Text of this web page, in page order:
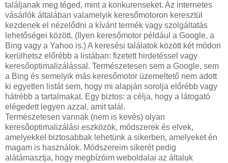
találjanak meg téged, mint a konkurenseket. Az internetes
vásárlók általában valamelyik keresőmotoron keresztül
kezdenek el nézelődni a kívánt termék vagy szolgáltatás
lehetőségei között. (Ilyen keresőmotor például a Google, a
Bing vagy a Yahoo is.) A keresési találatok között két módon
kerülhetsz előrébb a listában: fizetett hirdetéssel vagy
keresőoptimalizálással. Természetesen sem a Google, sem
a Bing és semelyik más keresőmotor üzemeltető nem adott
ki egyetlen listát sem, hogy mi alapján sorolja előrébb vagy
hátrébb a tartalmakat. Egy biztos: a célja, hogy a látogató
elégedett legyen azzal, amit talál.
Természetesen vannak (nem is kevés) olyan
keresőoptimalizálási eszközök, módszerek és elvek,
amelyekkel biztosabbak lehetünk a sikerben, amelyeket én
magam is használok. Módszereim sikerét pedig
alátámasztja, hogy megbízóim weboldalai az általuk